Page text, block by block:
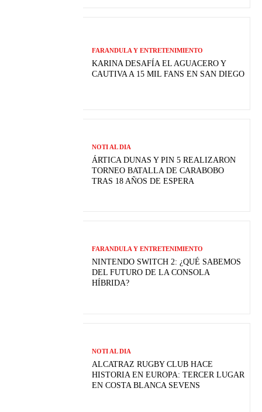
FARANDULA Y ENTRETENIMIENTO
KARINA DESAFÍA EL AGUACERO Y
CAUTIVA A 15 MIL FANS EN SAN DIEGO
NOTI AL DIA
ÁRTICA DUNAS Y PIN 5 REALIZARON
TORNEO BATALLA DE CARABOBO
TRAS 18 AÑOS DE ESPERA
FARANDULA Y ENTRETENIMIENTO
NINTENDO SWITCH 2: ¿QUÉ SABEMOS
DEL FUTURO DE LA CONSOLA
HÍBRIDA?
NOTI AL DIA
ALCATRAZ RUGBY CLUB HACE
HISTORIA EN EUROPA: TERCER LUGAR
EN COSTA BLANCA SEVENS